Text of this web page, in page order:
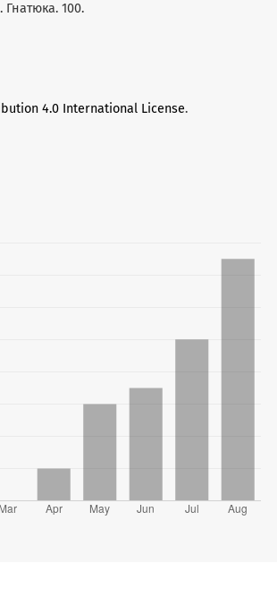
Гнатюка. 100.
4.0 International License.